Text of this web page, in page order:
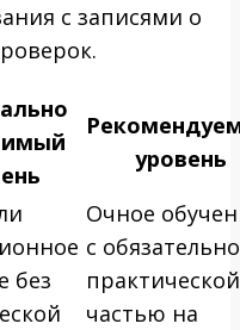
с записями о
уровень
без
Очное
с
практической
частью на